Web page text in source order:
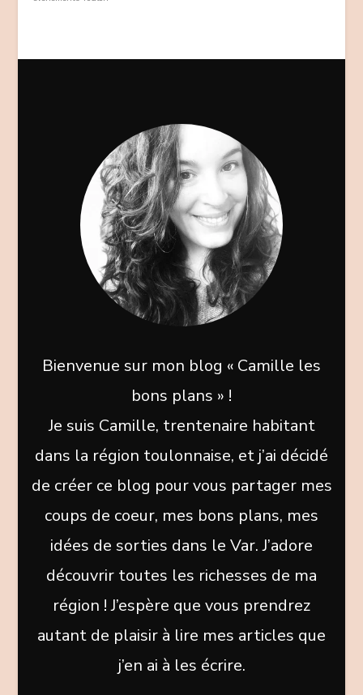
Bienvenue sur mon blog « Camille les
bons plans » !
Je suis Camille, trentenaire habitant
dans la région toulonnaise, et j’ai décidé
de créer ce blog pour vous partager mes
coups de coeur, mes bons plans, mes
idées de sorties dans le Var. J’adore
découvrir toutes les richesses de ma
région ! J’espère que vous prendrez
autant de plaisir à lire mes articles que
j’en ai à les écrire.